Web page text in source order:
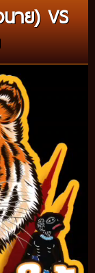
าย) VS